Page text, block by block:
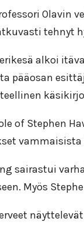
Olavin
tehnyt
alkoi
pääosan
of Stephen
sairastui
Myös